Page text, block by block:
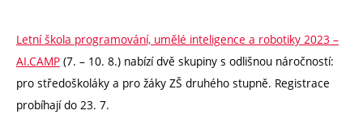
Letní škola programování, umělé inteligence a robotiky 2023 –
AI.CAMP (7. – 10. 8.) nabízí dvě skupiny s odlišnou náročností:
pro středoškoláky a pro žáky ZŠ druhého stupně. Registrace
probíhají do 23. 7.